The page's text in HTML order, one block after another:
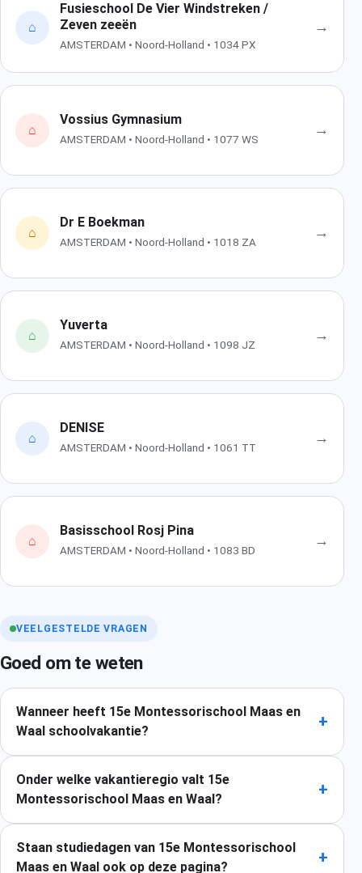
⌂
Fusieschool De Vier Windstreken /
Zeven zeeën
AMSTERDAM • Noord-Holland • 1034 PX
→
⌂
Vossius Gymnasium
AMSTERDAM • Noord-Holland • 1077 WS
→
⌂
Dr E Boekman
AMSTERDAM • Noord-Holland • 1018 ZA
→
⌂
Yuverta
AMSTERDAM • Noord-Holland • 1098 JZ
→
⌂
DENISE
AMSTERDAM • Noord-Holland • 1061 TT
→
⌂
Basisschool Rosj Pina
AMSTERDAM • Noord-Holland • 1083 BD
→
VEELGESTELDE VRAGEN
Goed om te weten
Wanneer heeft 15e Montessorischool Maas en
Waal schoolvakantie?
+
Onder welke vakantieregio valt 15e
Montessorischool Maas en Waal?
+
Staan studiedagen van 15e Montessorischool
Maas en Waal ook op deze pagina?
+